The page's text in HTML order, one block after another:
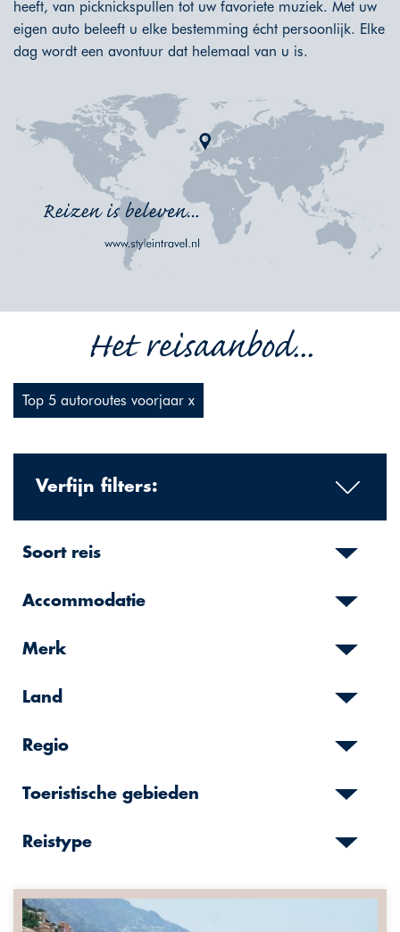
heeft, van picknickspullen tot uw favoriete muziek. Met uw
eigen auto beleeft u elke bestemming écht persoonlijk. Elke
dag wordt een avontuur dat helemaal van u is.
Het reisaanbod...
Top 5 autoroutes voorjaar x
Verfijn filters:
Soort reis
Accommodatie
Merk
Land
Regio
Toeristische gebieden
Reistype